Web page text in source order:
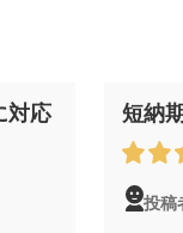
対応
短納
投稿